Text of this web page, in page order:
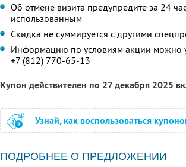
Об отмене визита предупредите за 24
использованным
Скидка не суммируется с другими
Информацию по условиям акции можно
+7 (812) 770-65-13
Купон действителен по 27 декабря 2025
Узнай, как воспользоваться
ПОДРОБНЕЕ О ПРЕДЛОЖЕНИИ